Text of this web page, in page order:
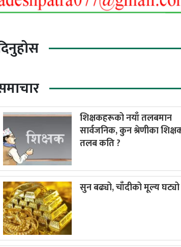
शिक्षकहरूको नयाँ तलबमान
सार्वजनिक, कुन श्रेणीका
तलब कति ?
सुन बढ्यो, चाँदीको मूल्य घट्यो